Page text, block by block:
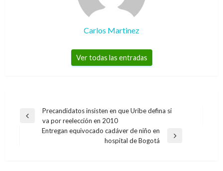
Carlos Martinez
Ver todas las entradas
Navegación
Entrada
anterior
Precandidatos insisten en que Uribe defina si
va por reelección en 2010
Entregan equivocado cadáver de niño en
hospital de Bogotá